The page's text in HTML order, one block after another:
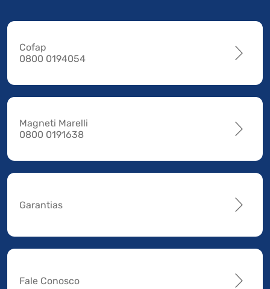
Cofap
0800 0194054
Magneti Marelli
0800 0191638
Garantias
Fale Conosco